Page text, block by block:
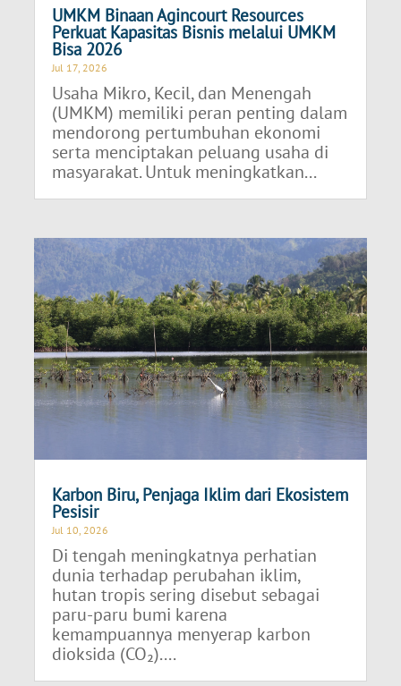
UMKM Binaan Agincourt Resources
Perkuat Kapasitas Bisnis melalui UMKM
Bisa 2026
Jul 17, 2026
Usaha Mikro, Kecil, dan Menengah
(UMKM) memiliki peran penting dalam
mendorong pertumbuhan ekonomi
serta menciptakan peluang usaha di
masyarakat. Untuk meningkatkan...
Karbon Biru, Penjaga Iklim dari Ekosistem
Pesisir
Jul 10, 2026
Di tengah meningkatnya perhatian
dunia terhadap perubahan iklim,
hutan tropis sering disebut sebagai
paru-paru bumi karena
kemampuannya menyerap karbon
dioksida (CO₂)....